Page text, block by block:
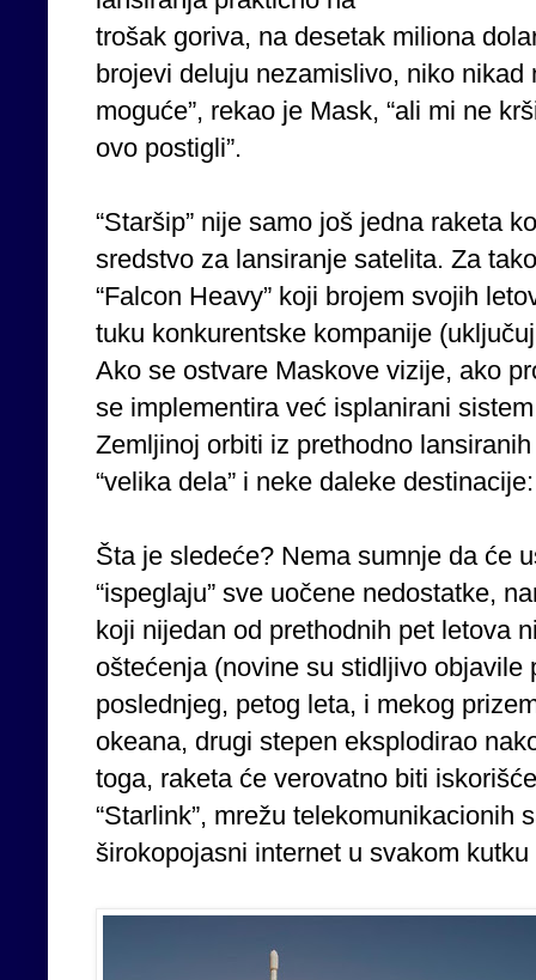
trošak goriva, na desetak miliona
brojevi deluju nezamislivo, niko
moguće”, rekao je Mask, “ali mi ne
ovo postigli”.
“Staršip” nije samo još jedna raketa
sredstvo za lansiranje satelita. Za
“Falcon Heavy” koji brojem svojih
tuku konkurentske kompanije
Ako se ostvare Maskove vizije, ako
se implementira već isplanirani
Zemljinoj orbiti iz prethodno
“velika dela” i neke daleke
Šta je sledeće? Nema sumnje da će
“ispeglaju” sve uočene nedostatke,
koji nijedan od prethodnih pet letova
oštećenja (novine su stidljivo objavile
poslednjeg, petog leta, i mekog
okeana, drugi stepen eksplodirao
toga, raketa će verovatno biti
“Starlink”, mrežu telekomunikacionih
širokopojasni internet u svakom